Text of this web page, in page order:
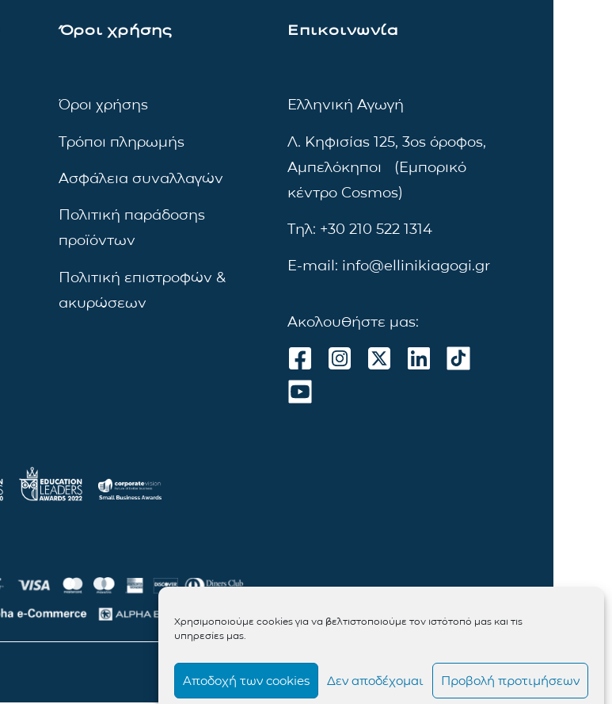
Χρησιμοποιούμε cookies για να βελτιστοποιούμε τον ιστότοπό μας και τις
υπηρεσίες μας.
Αποδοχή των cookies Δεν αποδέχομαι Προβολή προτιμήσεων
Όροι χρήσης
Όροι χρήσης
Τρόποι πληρωμής
Ασφάλεια συναλλαγών
Πολιτική παράδοσης
προϊόντων
Πολιτική επιστροφών &
ακυρώσεων
Επικοινωνία
Ελληνική Αγωγή
Λ. Κηφισίας 125, 3ος όροφος,
Αμπελόκηποι (Εμπορικό
κέντρο Cosmos)
Τηλ: +30 210 522 1314
E-mail: info@ellinikiagogi.gr
Ακολουθήστε μας: